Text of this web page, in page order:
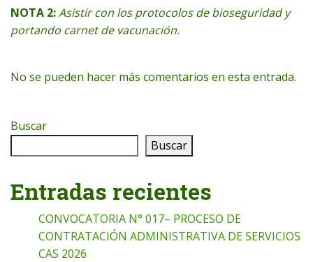
NOTA 2:Asistir con los protocolos de bioseguridad y
portando carnet de vacunación.
No se pueden hacer más comentarios en esta entrada.
Buscar
Buscar
Entradas recientes
CONVOCATORIA N° 017– PROCESO DE
CONTRATACIÓN ADMINISTRATIVA DE SERVICIOS
CAS 2026